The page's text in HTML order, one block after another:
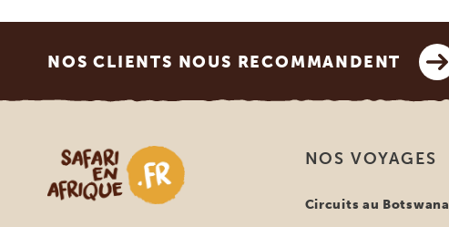
NOS CLIENTS NOUS RECOMMANDENT
Safari en Afrique NOS VOYAGES
Circuits au Botswana